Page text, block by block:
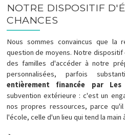
NOTRE DISPOSITIF
CHANCES
Nous sommes convaincus que
question de moyens. Notre
des familles d'accéder à notre
personnalisées, parfois
entièrement financée par Les
subvention extérieure : c'est un
nos propres ressources, parce
l'école, celle d'un lieu qui tend la main